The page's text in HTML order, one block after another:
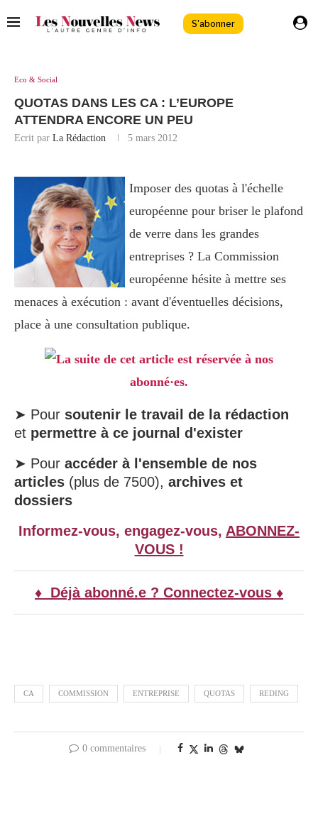
S'abonner
Eco & Social
QUOTAS DANS LES CA : L’EUROPE
ATTENDRA ENCORE UN PEU
Ecrit par La Rédaction 5 mars 2012
Imposer des quotas à l'échelle
européenne pour briser le plafond
de verre dans les grandes
entreprises ? La Commission
européenne hésite à mettre ses
menaces à exécution : avant d'éventuelles décisions,
place à une consultation publique.
La suite de cet article est réservée à nos
abonné·es.
➤ Pour soutenir le travail de la rédaction
et permettre à ce journal d'exister
➤ Pour accéder à l'ensemble de nos
articles (plus de 7500), archives et
dossiers
Informez-vous, engagez-vous, ABONNEZ-
VOUS !
♦ Déjà abonné.e ? Connectez-vous ♦
CA COMMISSION ENTREPRISE QUOTAS REDING
0 commentaires